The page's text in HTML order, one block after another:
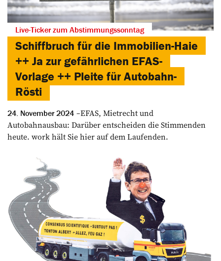
Live-Ticker zum Abstimmungssonntag
Schiffbruch für die Immobilien-Haie
++ Ja zur gefährlichen EFAS-
Vorlage ++ Pleite für Autobahn-
Rösti
24. November 2024
EFAS, Mietrecht und
Autobahnausbau: Darüber entscheiden die Stimmenden
heute. work hält Sie hier auf dem Laufenden.